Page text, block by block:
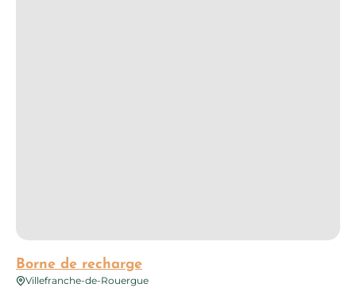
Borne de recharge
Villefranche-de-Rouergue